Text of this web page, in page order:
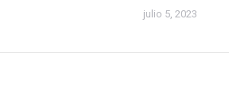
julio 5, 2023